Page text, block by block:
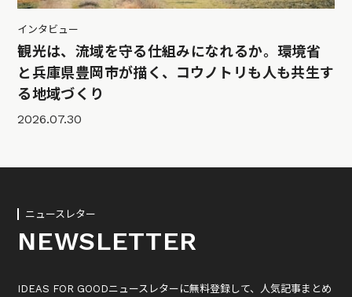
インタビュー
観光は、流域を守る仕組みになれるか。環境省
と兵庫県豊岡市が描く、コウノトリも人も共生す
る地域づくり
2026.07.30
ニュースレター
NEWSLETTER
IDEAS FOR GOODニュースレターに無料登録して、人気記事まとめ